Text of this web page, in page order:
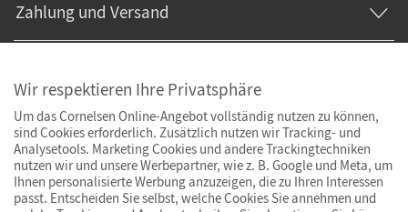
Zahlung und Versand
Wir respektieren Ihre Privatsphäre
Um das Cornelsen Online-Angebot vollständig nutzen zu können,
sind Cookies erforderlich. Zusätzlich nutzen wir Tracking- und
Analysetools. Marketing Cookies und andere Trackingtechniken
nutzen wir und unsere Werbepartner, wie z. B. Google und Meta, um
Ihnen personalisierte Werbung anzuzeigen, die zu Ihren Interessen
passt. Entscheiden Sie selbst, welche Cookies Sie annehmen und